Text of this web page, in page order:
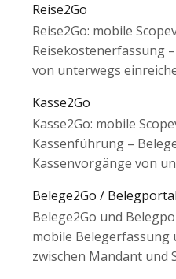
Reise2Go
Reise2Go: mobile
Reisekostenerfassung
von unterwegs
Kasse2Go
Kasse2Go: mobile
Kassenführung –
Kassenvorgänge von
Belege2Go / Belegportal
Belege2Go und
mobile Belegerfassung
zwischen Mandant und